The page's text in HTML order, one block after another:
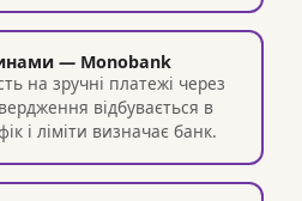
— Monobank
на зручні платежі через
відбувається в
і ліміти визначає банк.